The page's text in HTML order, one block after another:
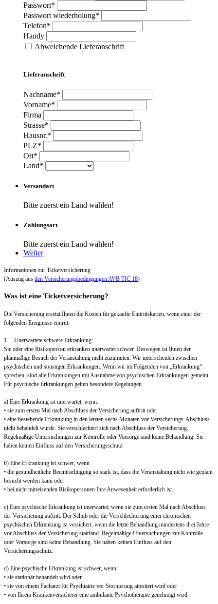
Passwort*
Passwort wiederholung*
Telefon*
Handy
Abweichende Lieferanschrift
Lieferanschrift
Nachname*
Vorname*
Firma
Strasse*
Hausnr.*
PLZ*
Ort*
Land*
Versandart
Bitte zuerst ein Land wählen!
Zahlungsart
Bitte zuerst ein Land wählen!
Weiter
Informationen zur Ticketversicherung
(Auszug aus den Versicherungsbedingungen AVB TIC 18)
Was ist eine Ticketversicherung?
Die Versicherung ersetzt Ihnen die Kosten für gekaufte Eintrittskarten, wenn einer der
folgenden Ereignisse eintritt:
1. Unerwartete schwere Erkrankung:
Sie oder eine Risikoperson erkranken unerwartet schwer. Deswegen ist Ihnen der
planmäßige Besuch der Veranstaltung nicht zuzumuten. Wir unterscheiden zwischen
psychischen und sonstigen Erkrankungen. Wenn wir im Folgenden von „Erkrankung“
sprechen, sind alle Erkrankungen mit Ausnahme von psychischen Erkrankungen gemeint.
Für psychische Erkrankungen gelten besondere Regelungen.
a) Eine Erkrankung ist unerwartet, wenn:
• sie zum ersten Mal nach Abschluss der Versicherung auftritt oder
• eine bestehende Erkrankung in den letzten sechs Monaten vor Versicherungs-Abschluss
nicht behandelt wurde. Sie verschlechtert sich nach Abschluss der Versicherung.
Regelmäßige Untersuchungen zur Kontrolle oder Vorsorge sind keine Behandlung. Sie
haben keinen Einfluss auf den Versicherungsschutz.
b) Eine Erkrankung ist schwer, wenn
• die gesundheitliche Beeinträchtigung so stark ist, dass die Veranstaltung nicht wie geplant
besucht werden kann oder
• bei nicht mitreisenden Risikopersonen Ihre Anwesenheit erforderlich ist.
c) Eine psychische Erkrankung ist unerwartet, wenn sie zum ersten Mal nach Abschluss
der Versicherung auftritt. Der Schub oder die Verschlechterung einer chronischen
psychischen Erkrankung ist versichert, wenn die letzte Behandlung mindestens drei Jahre
vor Abschluss der Versicherung stattfand. Regelmäßige Untersuchungen zur Kontrolle
oder Vorsorge sind keine Behandlung. Sie haben keinen Einfluss auf den
Versicherungsschutz.
d) Eine psychische Erkrankung ist schwer, wenn
• sie stationär behandelt wird oder
• sie von einem Facharzt für Psychiatrie vor Stornierung attestiert wird oder
• von Ihrem Krankenversicherer eine ambulante Psychotherapie genehmigt wird.